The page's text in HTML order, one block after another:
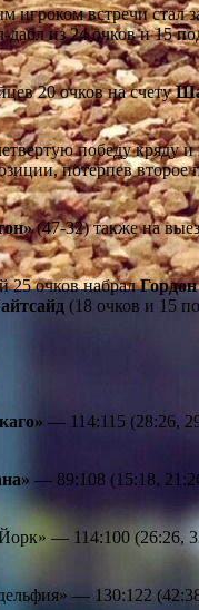
игроком встречи стал
из 24 очков и 15
20 очков на счету
победу кряду
потерпев второе
(47-32) также на
25 очков набрал
(18 очков и 15
— 114:115 (28:26,
— 89:108 (15:18,
— 114:100 (26:26,
— 130:122